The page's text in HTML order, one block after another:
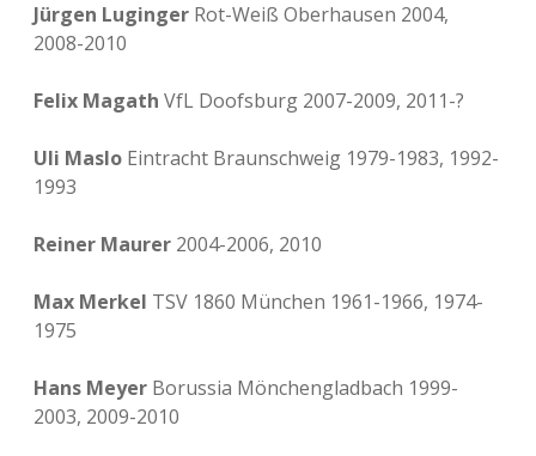
Jürgen Luginger Rot-Weiß Oberhausen 2004,
2008-2010
Felix Magath VfL Doofsburg 2007-2009, 2011-?
Uli Maslo Eintracht Braunschweig 1979-1983, 1992-
1993
Reiner Maurer 2004-2006, 2010
Max Merkel TSV 1860 München 1961-1966, 1974-
1975
Hans Meyer Borussia Mönchengladbach 1999-
2003, 2009-2010